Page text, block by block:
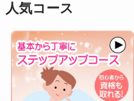
人気コース